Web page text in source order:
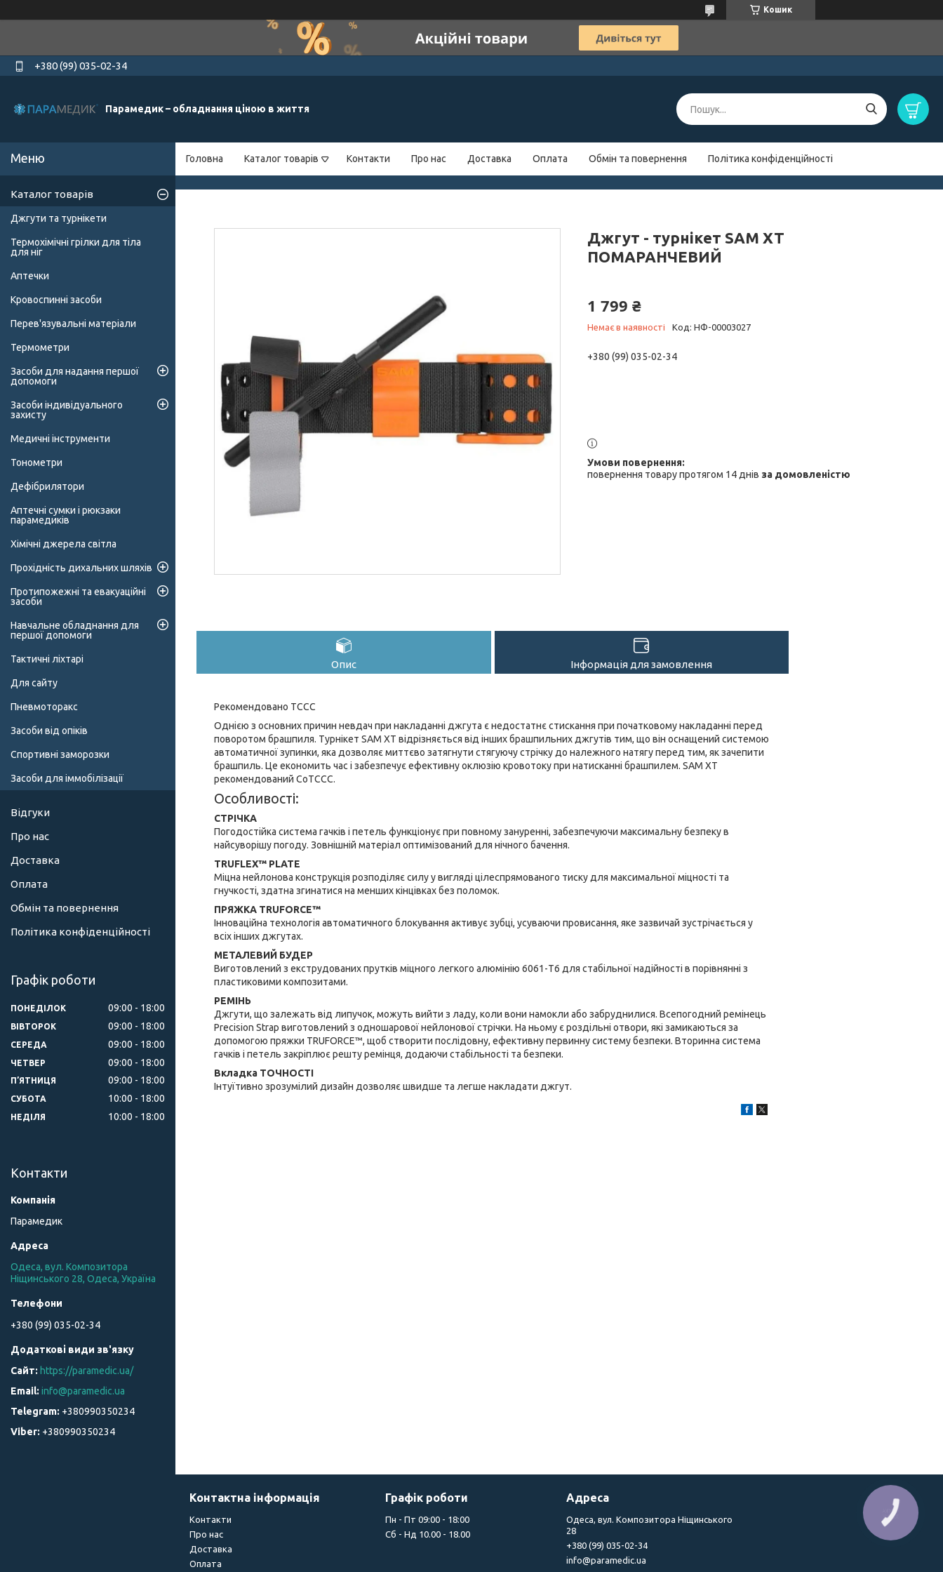
Кошик
+380 (99) 035-02-34
Парамедик – обладнання ціною в життя
Головна Каталог товарів Контакти Про нас Доставка Оплата Обмін та повернення Політика конфіденційності
Джгут - турнікет SAM XT
ПОМАРАНЧЕВИЙ
1 799 ₴
Немає в наявності Код: НФ-00003027
+380 (99) 035-02-34
повернення товару протягом 14 днів за домовленістю
Опис Інформація для замовлення
Рекомендовано TCCC
Однією з основних причин невдач при накладанні джгута є недостатнє стискання при початковому накладанні перед
поворотом брашпиля. Турнікет SAM XT відрізняється від інших брашпильних джгутів тим, що він оснащений системою
автоматичної зупинки, яка дозволяє миттєво затягнути стягуючу стрічку до належного натягу перед тим, як зачепити
брашпиль. Це економить час і забезпечує ефективну оклюзію кровотоку при натисканні брашпилем. SAM XT
рекомендований CoTCCC.
Особливості:
СТРІЧКА
Погодостійка система гачків і петель функціонує при повному зануренні, забезпечуючи максимальну безпеку в
найсуворішу погоду. Зовнішній матеріал оптимізований для нічного бачення.
TRUFLEX™ PLATE
Міцна нейлонова конструкція розподіляє силу у вигляді цілеспрямованого тиску для максимальної міцності та
гнучкості, здатна згинатися на менших кінцівках без поломок.
ПРЯЖКА TRUFORCE™
Інноваційна технологія автоматичного блокування активує зубці, усуваючи провисання, яке зазвичай зустрічається у
всіх інших джгутах.
МЕТАЛЕВИЙ БУДЕР
Виготовлений з екструдованих прутків міцного легкого алюмінію 6061-T6 для стабільної надійності в порівнянні з
пластиковими композитами.
РЕМІНЬ
Джгути, що залежать від липучок, можуть вийти з ладу, коли вони намокли або забруднилися. Всепогодний ремінець
Precision Strap виготовлений з одношарової нейлонової стрічки. На ньому є роздільні отвори, які замикаються за
допомогою пряжки TRUFORCE™, щоб створити послідовну, ефективну первинну систему безпеки. Вторинна система
гачків і петель закріплює решту ремінця, додаючи стабільності та безпеки.
Вкладка ТОЧНОСТІ
Інтуїтивно зрозумілий дизайн дозволяє швидше та легше накладати джгут.
Каталог товарів
Джгути та турнікети
Термохімічні грілки для тіла
для ніг
Аптечки
Кровоспинні засоби
Перев'язувальні матеріали
Термометри
Засоби для надання першої
допомоги
Засоби індивідуального
захисту
Медичні інструменти
Тонометри
Дефібрилятори
Аптечні сумки і рюкзаки
парамедиків
Хімічні джерела світла
Прохідність дихальних шляхів
Протипожежні та евакуаційні
засоби
Навчальне обладнання для
першої допомоги
Тактичні ліхтарі
Для сайту
Пневмоторакс
Засоби від опіків
Спортивні заморозки
Засоби для іммобілізації
Відгуки
Про нас
Доставка
Оплата
Обмін та повернення
Політика конфіденційності
Графік роботи
ПОНЕДІЛОК 09:00 18:00
ВІВТОРОК 09:00 18:00
СЕРЕДА 09:00 18:00
ЧЕТВЕР 09:00 18:00
ПʼЯТНИЦЯ 09:00 18:00
СУБОТА 10:00 18:00
НЕДІЛЯ 10:00 18:00
Контакти
Парамедик
Одеса, вул. Композитора
Ніщинського 28, Одеса, Україна
+380 (99) 035-02-34
https://paramedic.ua/
info@paramedic.ua
+380990350234
+380990350234
Контактна інформація
Контакти
Про нас
Доставка
Оплата
Графік роботи
Пн - Пт 09:00 - 18:00
Сб - Нд 10.00 - 18.00
Адреса
Одеса, вул. Композитора Ніщинського
28
+380 (99) 035-02-34
info@paramedic.ua
КНОПКА
ЗВ'ЯЗКУ